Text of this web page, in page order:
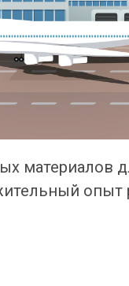
материалов
опыт